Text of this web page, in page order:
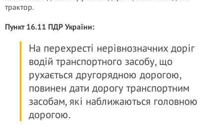
трактор.
Пункт 16.11 ПДР України:
На перехресті нерівнозначних доріг
водій транспортного засобу, що
рухається другорядною дорогою,
повинен дати дорогу транспортним
засобам, які наближаються головною
дорогою.